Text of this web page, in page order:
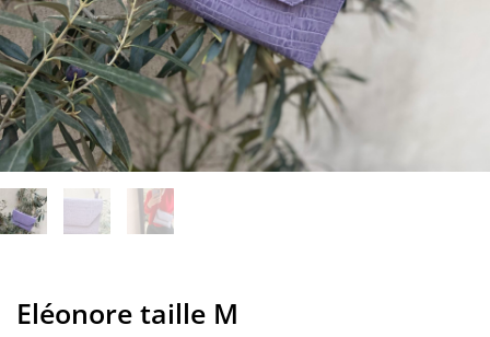
Eléonore taille M